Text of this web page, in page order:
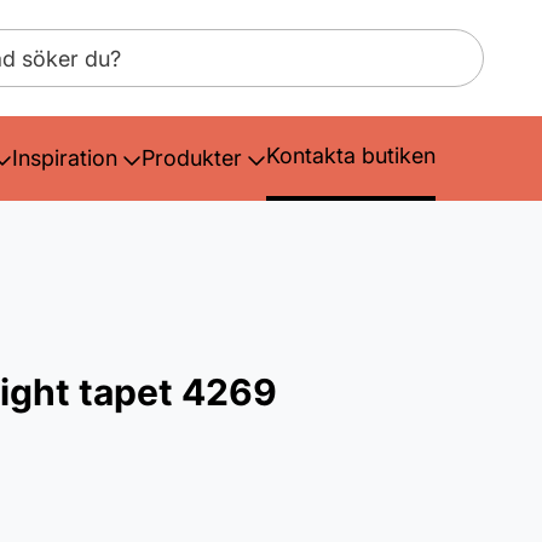
Inspiration Produkter Kontakta butiken
tapet 4269